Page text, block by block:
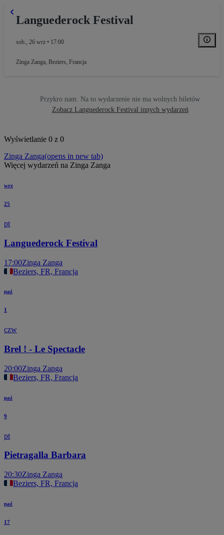
Languederock Festival
sob., 26 wrz • 17:00
Zinga Zanga, Beziers, Francja
Przykro nam. Na to wydarzenie nie ma wolnych biletów
Zobacz Languederock Festival innych wydarzeń
Wyświetlanie 0 z 0
Zinga Zanga(opens in new tab)
Więcej wydarzeń na Zinga Zanga
wrz
25
pt
Languederock Festival
17:00Zinga Zanga
Beziers, FR, Francja
paź
1
czw
Brel ! - Le Spectacle
20:00Zinga Zanga
Beziers, FR, Francja
paź
9
pt
Pietragalla Barbara
20:30Zinga Zanga
Beziers, FR, Francja
paź
17